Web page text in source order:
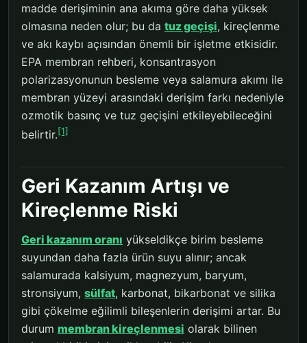
madde derişiminin ana akıma göre daha yüksek
olmasına neden olur; bu da tuz geçişi, kireçlenme
ve akı kaybı açısından önemli bir işletme etkisidir.
EPA membran rehberi, konsantrasyon
polarizasyonunun besleme veya salamura akımı ile
membran yüzeyi arasındaki derişim farkı nedeniyle
ozmotik basınç ve tuz geçişini etkileyebileceğini
belirtir.[1]
Geri Kazanım Artışı ve
Kireçlenme Riski
Geri kazanım oranı yükseldikçe birim besleme
suyundan daha fazla ürün suyu alınır; ancak
salamurada kalsiyum, magnezyum, baryum,
stronsiyum, sülfat, karbonat, bikarbonat ve silika
gibi çökelme eğilimli bileşenlerin derişimi artar. Bu
durum membran kireçlenmesi olarak bilinen